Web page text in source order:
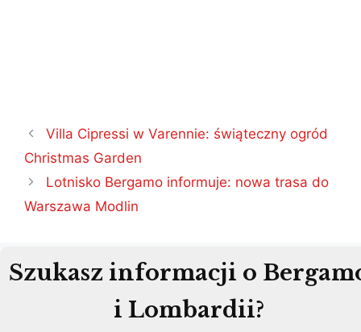
Nawigacja
wpisu
Villa Cipressi w Varennie: świąteczny ogród
Christmas Garden
Lotnisko Bergamo informuje: nowa trasa do
Warszawa Modlin
Szukasz informacji o
i Lombardii?